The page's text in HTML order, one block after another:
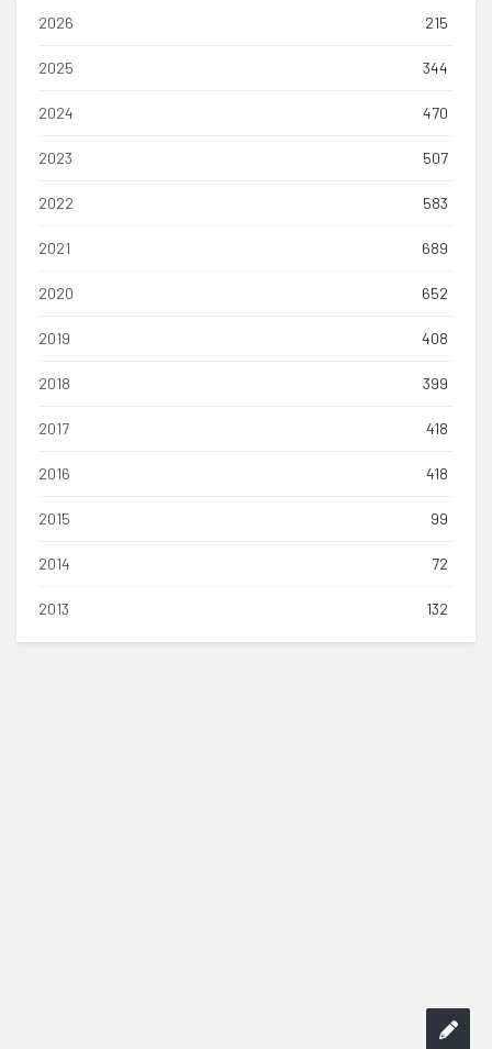
2026 215
2025 344
2024 470
2023 507
2022 583
2021 689
2020 652
2019 408
2018 399
2017 418
2016 418
2015 99
2014 72
2013 132